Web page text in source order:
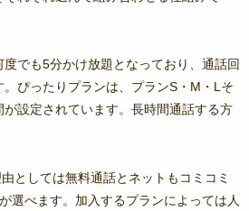
でも5分かけ放題となっており、通話回
ぴったりプランは、プランS・M・Lそ
設定されています。長時間通話する方
としては無料通話とネットもコミコミ
選べます。加入するプランによっては人